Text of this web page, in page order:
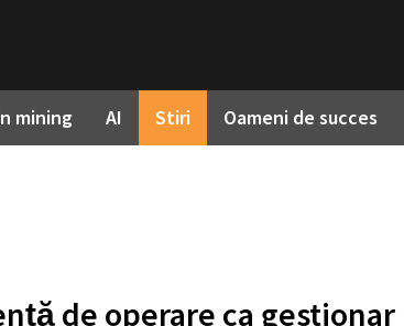
mining AI Stiri Oameni de succes
de operare ca gestionar